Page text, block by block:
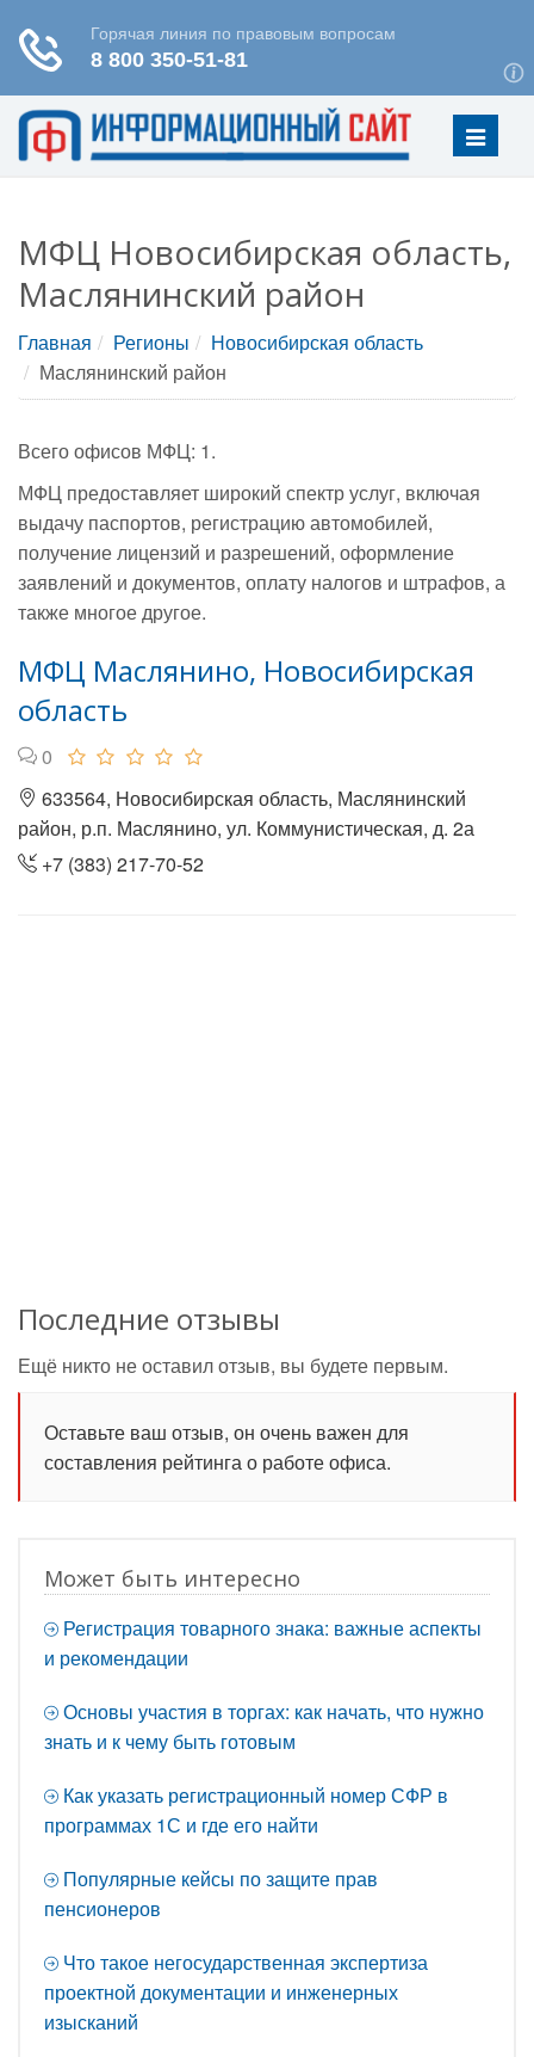
Меню
МФЦ Новосибирская область,
Маслянинский район
Главная Регионы
Новосибирская область
Маслянинский район
Всего офисов МФЦ: 1.
МФЦ предоставляет широкий спектр услуг, включая
выдачу паспортов, регистрацию автомобилей,
получение лицензий и разрешений, оформление
заявлений и документов, оплату налогов и штрафов, а
также многое другое.
МФЦ Маслянино, Новосибирская
область
0
633564, Новосибирская область, Маслянинский
район, р.п. Маслянино, ул. Коммунистическая, д. 2а
+7 (383) 217-70-52
Последние отзывы
Ещё никто не оставил отзыв, вы будете первым.
Оставьте ваш отзыв, он очень важен для
составления рейтинга о работе офиса.
Может быть интересно
Регистрация товарного знака: важные аспекты
и рекомендации
Основы участия в торгах: как начать, что нужно
знать и к чему быть готовым
Как указать регистрационный номер СФР в
программах 1С и где его найти
Популярные кейсы по защите прав
пенсионеров
Что такое негосударственная экспертиза
проектной документации и инженерных
изысканий